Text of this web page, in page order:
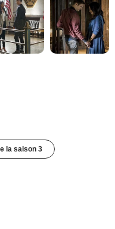
la saison 3